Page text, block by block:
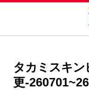
タカミスキ
更-